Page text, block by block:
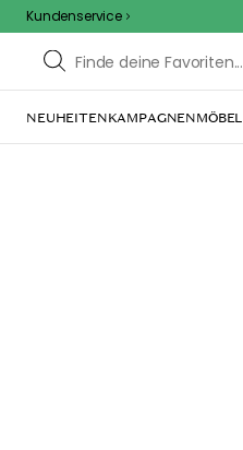
Kundenservice
NEUHEITENKAMPAGNENMÖBEL